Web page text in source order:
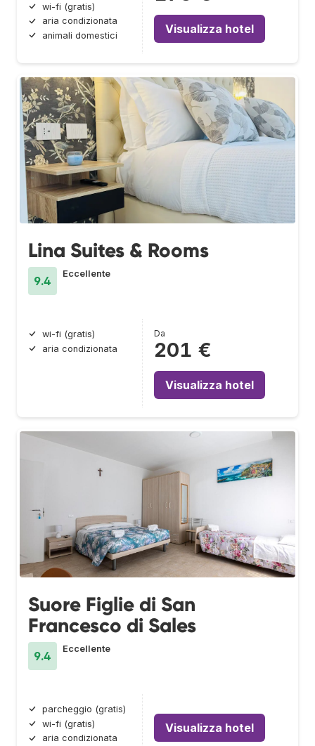
wi-fi (gratis)
aria condizionata
animali domestici
Visualizza hotel
Lina Suites & Rooms
9.4
Eccellente
wi-fi (gratis)
aria condizionata
Da
201 €
Visualizza hotel
Suore Figlie di San
Francesco di Sales
9.4
Eccellente
parcheggio (gratis)
wi-fi (gratis)
aria condizionata
Visualizza hotel